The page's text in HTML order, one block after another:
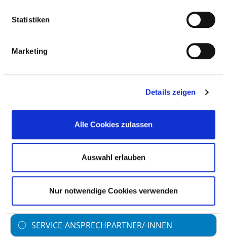
Statistiken
Marketing
Details zeigen
Alle Cookies zulassen
Auswahl erlauben
Nur notwendige Cookies verwenden
https://www.vitos.de/gesellschaften/vitos-kurhesse...
BASIS-INFOS
Anzahl der Fachabteilungen: 1
Teilstationäre Fallzahl: 44
Krankenhausträger: Vitos Kurhessen
gemeinnützige GmbH
SERVICE-ANSPRECHPARTNER/-INNEN